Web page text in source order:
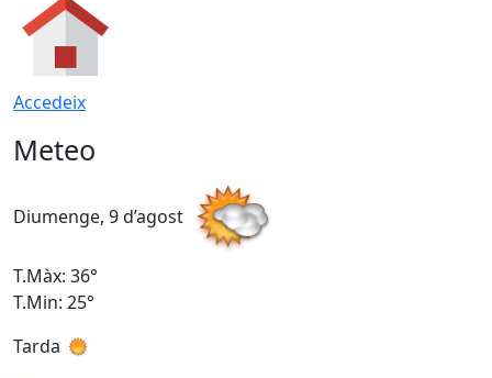
Accedeix
Meteo
Diumenge, 9 d’agost
T.Màx: 36°
T.Min: 25°
Tarda